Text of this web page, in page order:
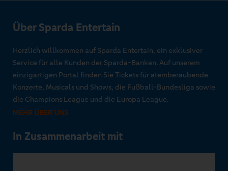
Über Sparda Entertain
Herzlich willkommen auf Sparda Entertain, ein exklusiver
Service für alle Kunden der Sparda-Banken. Auf unserem
einzigartigen Portal finden Sie Tickets für atemberaubende
Konzerte, Musicals und Shows, die Fußball-Bundesliga sowie
die Champions League und die Europa League.
MEHR ÜBER UNS
In Zusammenarbeit mit